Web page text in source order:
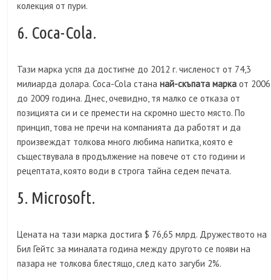
колекция от пури.
6. Coca-Cola.
Тази марка успя да достигне до 2012 г. численост от 74,3
милиарда долара. Coca-Cola стананай-скъпата маркаот 2006
до 2009 година. Днес, очевидно, тя малко се отказа от
позицията си и се премести на скромно шесто място. По
принцип, това не пречи на компанията да работят и да
произвеждат толкова много любима напитка, която е
съществувала в продължение на повече от сто години и
рецептата, която води в строга тайна седем печата.
5. Microsoft.
Цената на тази марка достига $ 76,65 млрд. Дружеството на
Бил Гейтс за миналата година между другото се появи на
пазара не толкова блестящо, след като загуби 2%.